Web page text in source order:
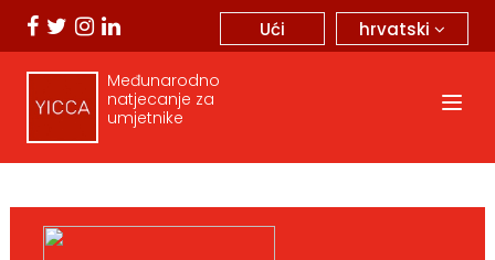
hrvatski
Ući
Međunarodno
natjecanje za
umjetnike